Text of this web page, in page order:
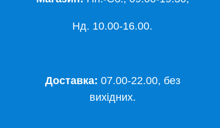
Нд. 10.00-16.00.
Доставка: 07.00-22.00, без
вихідних.